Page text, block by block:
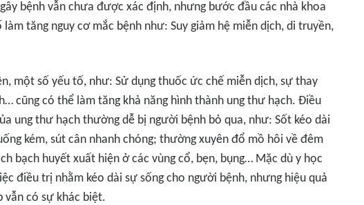
bệnh vẫn chưa được xác định, nhưng bước đầu các nhà khoa
tăng nguy cơ mắc bệnh như: Suy giảm hệ miễn dịch, di truyền,
một số yếu tố, như: Sử dụng thuốc ức chế miễn dịch, sự thay
cũng có thể làm tăng khả năng hình thành ung thư hạch. Điều
ung thư hạch thường dễ bị người bệnh bỏ qua, như: Sốt kéo dài
kém, sút cân nhanh chóng; thường xuyên đổ mồ hôi về đêm
bạch huyết xuất hiện ở các vùng cổ, bẹn, bụng… Mặc dù y học
điều trị nhằm kéo dài sự sống cho người bệnh, nhưng hiệu quả
có sự khác biệt.